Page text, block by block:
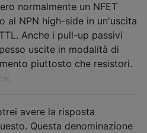
normalmente un NFET
al NPN high-side in un'uscita
Anche i pull-up passivi
uscite in modalità di
piuttosto che resistori.
avere la risposta
Questa denominazione